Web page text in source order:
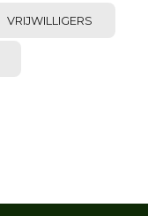
VRIJWILLIGERS